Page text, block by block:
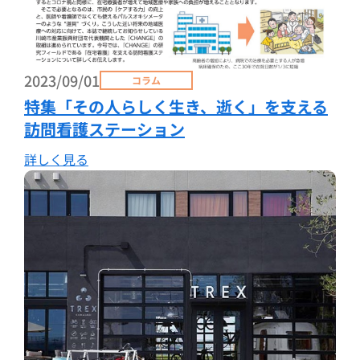
2023/09/01 コラム
特集「その人らしく生き、逝く」を支える
訪問看護ステーション
詳しく見る